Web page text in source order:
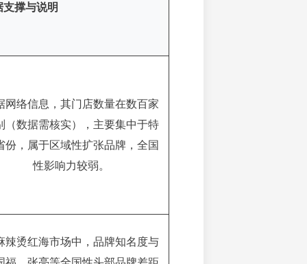
支撑与说明
网络信息，其门店数量在数百家
（数据需核实），主要集中于特
份，属于区域性扩张品牌，全国
性影响力较弱。
辣烫红海市场中，品牌知名度与